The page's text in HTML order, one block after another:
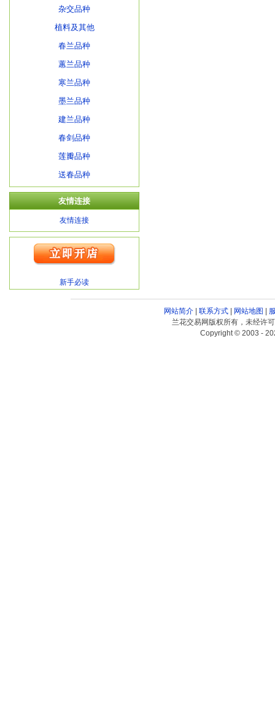
杂交品种
植料及其他
春兰品种
蕙兰品种
寒兰品种
墨兰品种
建兰品种
春剑品种
莲瓣品种
送春品种
友情连接
友情连接
新手必读
网站简介| 联系方式| 网站地图 |
兰花交易网版权所有，未经许
Copyright © 2003 -